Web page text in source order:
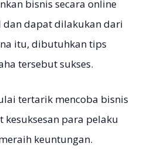
bisnis secara online
dan dapat dilakukan dari
itu, dibutuhkan tips
tersebut sukses.
tertarik mencoba bisnis
kesuksesan para pelaku
keuntungan.